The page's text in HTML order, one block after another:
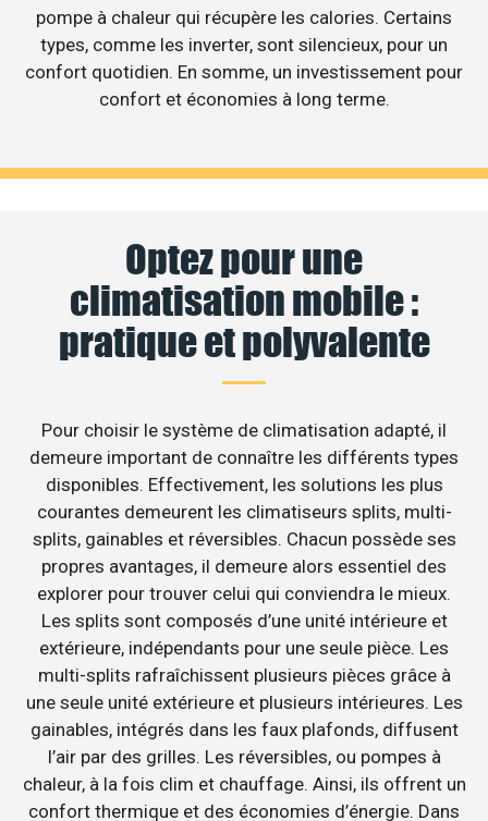
pompe à chaleur qui récupère les calories. Certains
types, comme les inverter, sont silencieux, pour un
confort quotidien. En somme, un investissement pour
confort et économies à long terme.
Optez pour une
climatisation mobile :
pratique et polyvalente
Pour choisir le système de climatisation adapté, il
demeure important de connaître les différents types
disponibles. Effectivement, les solutions les plus
courantes demeurent les climatiseurs splits, multi-
splits, gainables et réversibles. Chacun possède ses
propres avantages, il demeure alors essentiel des
explorer pour trouver celui qui conviendra le mieux.
Les splits sont composés d’une unité intérieure et
extérieure, indépendants pour une seule pièce. Les
multi-splits rafraîchissent plusieurs pièces grâce à
une seule unité extérieure et plusieurs intérieures. Les
gainables, intégrés dans les faux plafonds, diffusent
l’air par des grilles. Les réversibles, ou pompes à
chaleur, à la fois clim et chauffage. Ainsi, ils offrent un
confort thermique et des économies d’énergie. Dans